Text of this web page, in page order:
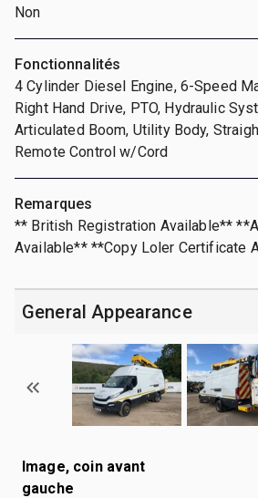
Non
Fonctionnalités
4 Cylinder Diesel Engine, 6-Speed
Right Hand Drive, PTO, Hydraulic
Articulated Boom, Utility Body,
Remote Control w/Cord
Remarques
** British Registration Available**
Available** **Copy Loler Certificate
General Appearance
Image, coin avant
gauche